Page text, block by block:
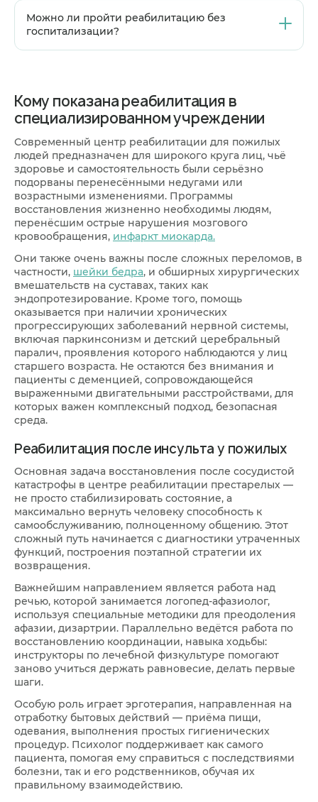
эмоциональной нагрузкой.
Ключевое отличие — в целях и оснащении. Наша
главная задача — не просто содержание, а
физиотерапия, и для каждого пациента
создаётся персональная программа.
Медицинский мониторинг состояния ведётся
постоянно.
Можно ли пройти реабилитацию без
госпитализации?
в центр на несколько часов для процедур и
занятий, а также формат дневного стационара.
Условия подбираются индивидуально после
консультации с врачом.
Кому показана реабилитация в
специализированном учреждении
Современный центр реабилитации для пожилых
людей предназначен для широкого круга лиц, чьё
здоровье и самостоятельность были серьёзно
подорваны перенесёнными недугами или
возрастными изменениями. Программы
восстановления жизненно необходимы людям,
перенёсшим острые нарушения мозгового
кровообращения, инфаркт миокарда.
Они также очень важны после сложных переломов, в
частности, шейки бедра, и обширных хирургических
вмешательств на суставах, таких как
эндопротезирование. Кроме того, помощь
оказывается при наличии хронических
прогрессирующих заболеваний нервной системы,
включая паркинсонизм и детский церебральный
паралич, проявления которого наблюдаются у лиц
старшего возраста. Не остаются без внимания и
пациенты с деменцией, сопровождающейся
выраженными двигательными расстройствами, для
которых важен комплексный подход, безопасная
среда.
Реабилитация после инсульта у пожилых
Основная задача восстановления после сосудистой
катастрофы в центре реабилитации престарелых —
не просто стабилизировать состояние, а
максимально вернуть человеку способность к
самообслуживанию, полноценному общению. Этот
сложный путь начинается с диагностики утраченных
функций, построения поэтапной стратегии их
возвращения.
Важнейшим направлением является работа над
речью, которой занимается логопед-афазиолог,
используя специальные методики для преодоления
афазии, дизартрии. Параллельно ведётся работа по
восстановлению координации, навыка ходьбы:
инструкторы по лечебной физкультуре помогают
заново учиться держать равновесие, делать первые
шаги.
Особую роль играет эрготерапия, направленная на
отработку бытовых действий — приёма пищи,
одевания, выполнения простых гигиенических
процедур. Психолог поддерживает как самого
пациента, помогая ему справиться с последствиями
болезни, так и его родственников, обучая их
правильному взаимодействию.